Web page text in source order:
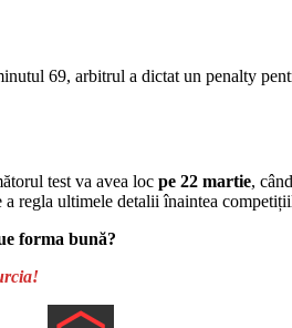
69, arbitrul a dictat un penalty
test va avea loc pe 22 martie,
a regla ultimele detalii înaintea
forma bună?